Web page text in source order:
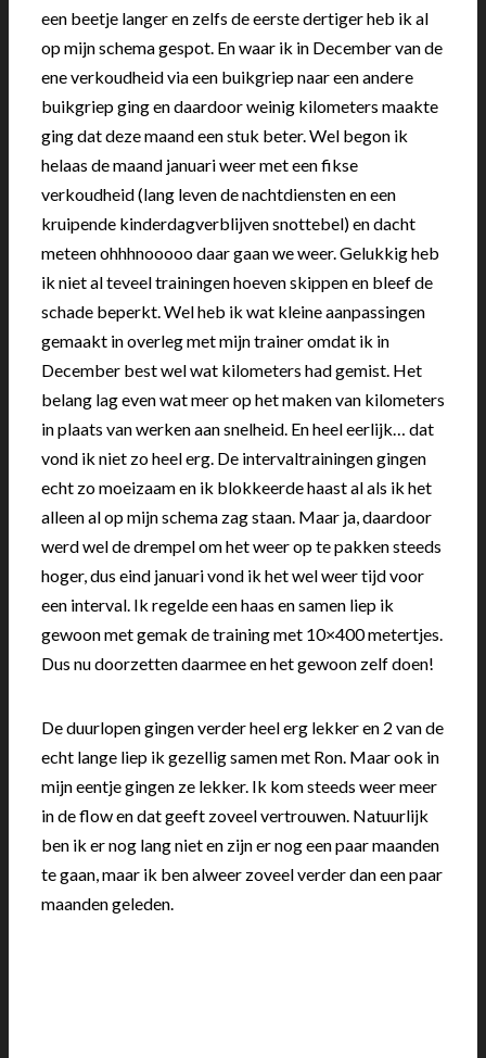
een beetje langer en zelfs de eerste dertiger heb ik al
op mijn schema gespot. En waar ik in December van de
ene verkoudheid via een buikgriep naar een andere
buikgriep ging en daardoor weinig kilometers maakte
ging dat deze maand een stuk beter. Wel begon ik
helaas de maand januari weer met een fikse
verkoudheid (lang leven de nachtdiensten en een
kruipende kinderdagverblijven snottebel) en dacht
meteen ohhhnooooo daar gaan we weer. Gelukkig heb
ik niet al teveel trainingen hoeven skippen en bleef de
schade beperkt. Wel heb ik wat kleine aanpassingen
gemaakt in overleg met mijn trainer omdat ik in
December best wel wat kilometers had gemist. Het
belang lag even wat meer op het maken van kilometers
in plaats van werken aan snelheid. En heel eerlijk… dat
vond ik niet zo heel erg. De intervaltrainingen gingen
echt zo moeizaam en ik blokkeerde haast al als ik het
alleen al op mijn schema zag staan. Maar ja, daardoor
werd wel de drempel om het weer op te pakken steeds
hoger, dus eind januari vond ik het wel weer tijd voor
een interval. Ik regelde een haas en samen liep ik
gewoon met gemak de training met 10×400 metertjes.
Dus nu doorzetten daarmee en het gewoon zelf doen!
De duurlopen gingen verder heel erg lekker en 2 van de
echt lange liep ik gezellig samen met Ron. Maar ook in
mijn eentje gingen ze lekker. Ik kom steeds weer meer
in de flow en dat geeft zoveel vertrouwen. Natuurlijk
ben ik er nog lang niet en zijn er nog een paar maanden
te gaan, maar ik ben alweer zoveel verder dan een paar
maanden geleden.